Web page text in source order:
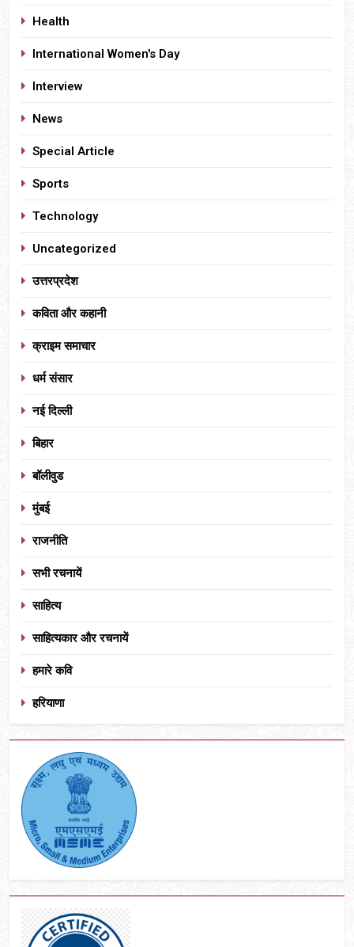
Health
International Women's Day
Interview
News
Special Article
Sports
Technology
Uncategorized
उत्तरप्रदेश
कविता और कहानी
क्राइम समाचार
धर्म संसार
नई दिल्ली
बिहार
बॉलीवुड
मुंबई
राजनीति
सभी रचनायें
साहित्य
साहित्यकार और रचनायें
हमारे कवि
हरियाणा